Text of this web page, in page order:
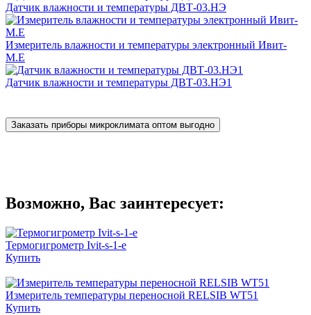
Датчик влажности и температуры ДВТ-03.НЭ
Измеритель влажности и температуры электронный Ивит-
М.Е
Датчик влажности и температуры ДВТ-03.НЭ1
Заказать приборы микроклимата оптом выгодно
Возможно, Вас заинтересует:
Термогигрометр Ivit-s-1-e
Купить
Измеритель температуры переносной RELSIB WT51
Купить